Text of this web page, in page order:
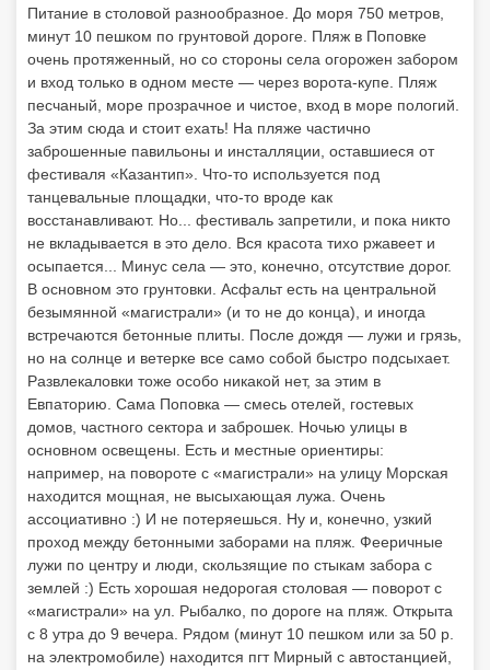
Питание в столовой разнообразное. До моря 750 метров,
минут 10 пешком по грунтовой дороге. Пляж в Поповке
очень протяженный, но со стороны села огорожен забором
и вход только в одном месте — через ворота-купе. Пляж
песчаный, море прозрачное и чистое, вход в море пологий.
За этим сюда и стоит ехать! На пляже частично
заброшенные павильоны и инсталляции, оставшиеся от
фестиваля «Казантип». Что-то используется под
танцевальные площадки, что-то вроде как
восстанавливают. Но... фестиваль запретили, и пока никто
не вкладывается в это дело. Вся красота тихо ржавеет и
осыпается... Минус села — это, конечно, отсутствие дорог.
В основном это грунтовки. Асфальт есть на центральной
безымянной «магистрали» (и то не до конца), и иногда
встречаются бетонные плиты. После дождя — лужи и грязь,
но на солнце и ветерке все само собой быстро подсыхает.
Развлекаловки тоже особо никакой нет, за этим в
Евпаторию. Сама Поповка — смесь отелей, гостевых
домов, частного сектора и заброшек. Ночью улицы в
основном освещены. Есть и местные ориентиры:
например, на повороте с «магистрали» на улицу Морская
находится мощная, не высыхающая лужа. Очень
ассоциативно :) И не потеряешься. Ну и, конечно, узкий
проход между бетонными заборами на пляж. Фееричные
лужи по центру и люди, скользящие по стыкам забора с
землей :) Есть хорошая недорогая столовая — поворот с
«магистрали» на ул. Рыбалко, по дороге на пляж. Открыта
с 8 утра до 9 вечера. Рядом (минут 10 пешком или за 50 р.
на электромобиле) находится пгт Мирный с автостанцией,